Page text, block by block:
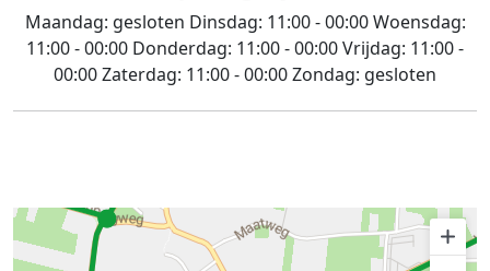
Maandag: gesloten Dinsdag: 11:00 - 00:00Woensdag:
11:00 - 00:00 Donderdag: 11:00 - 00:00Vrijdag: 11:00 -
00:00Zaterdag: 11:00 - 00:00Zondag: gesloten